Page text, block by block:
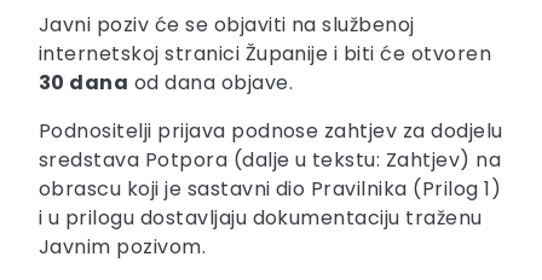
Javni poziv će se objaviti na službenoj
internetskoj stranici Županije i biti će otvoren
30 dana od dana objave.
Podnositelji prijava podnose zahtjev za dodjelu
sredstava Potpora (dalje u tekstu: Zahtjev) na
obrascu koji je sastavni dio Pravilnika (Prilog 1)
i u prilogu dostavljaju dokumentaciju traženu
Javnim pozivom.